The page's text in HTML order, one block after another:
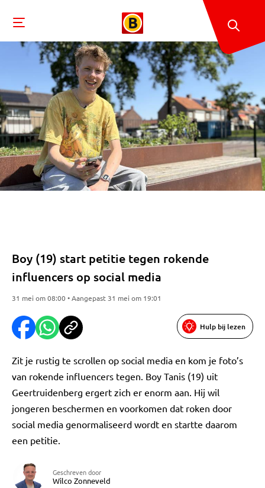
Boy (19) start petitie tegen rokende
influencers op social media
31 mei om 08:00 • Aangepast 31 mei om 19:01
Hulp bij lezen
Zit je rustig te scrollen op social media en kom je foto’s
van rokende influencers tegen. Boy Tanis (19) uit
Geertruidenberg ergert zich er enorm aan. Hij wil
jongeren beschermen en voorkomen dat roken door
social media genormaliseerd wordt en startte daarom
een petitie.
Geschreven door
Wilco Zonneveld